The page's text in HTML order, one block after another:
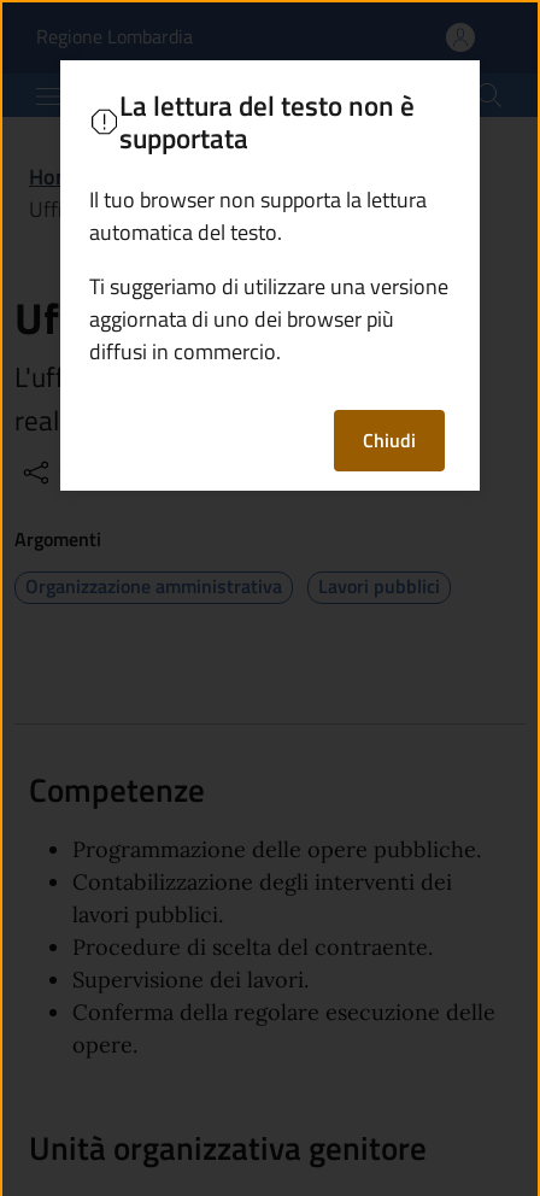
Ufficio lavori pubblici |
Regione Lombardia(apre in un'altra scheda).
Comune di Breno
Home
Ufficio lavori pubblici
Ufficio lavori pubblici
L'ufficio si occupa dei lavori pubblici
realizzati dal Comune
La lettura del testo non è
supportata
Il tuo browser non supporta la lettura
automatica del testo.
Ti suggeriamo di utilizzare una versione
aggiornata di uno dei browser più
diffusi in commercio.
Chiudi
Argomenti
Organizzazione amministrativa
Lavori pubblici
Competenze
Programmazione delle opere pubbliche.
Contabilizzazione degli interventi dei
lavori pubblici.
Procedure di scelta del contraente.
Supervisione dei lavori.
Conferma della regolare esecuzione delle
opere.
Unità organizzativa genitore